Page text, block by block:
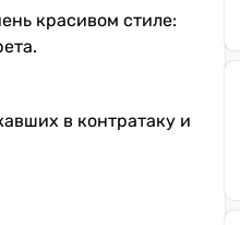
красивом стиле:
в контратаку и